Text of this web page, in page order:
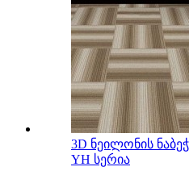
3D ნეილონის
YH სერია